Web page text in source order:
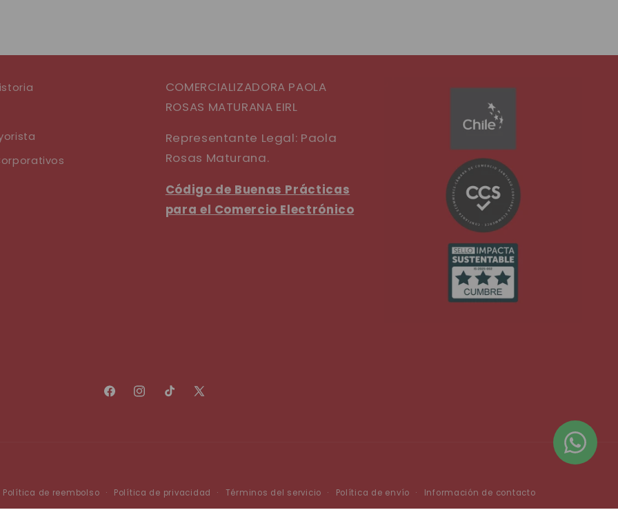
COMERCIALIZADORA PAOLA
ROSAS MATURANA EIRL
Representante Legal: Paola
Rosas Maturana.
Código de Buenas Prácticas
para el Comercio Electrónico
FacebookInstagramTikTokX
Política de reembolso Política de privacidad Términos del servicio Política de envío Información de contacto